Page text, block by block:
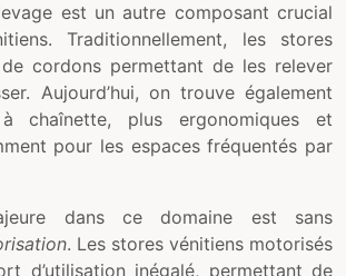
est un autre composant crucial
Traditionnellement, les stores
cordons permettant de les relever
Aujourd’hui, on trouve également
chaînette, plus ergonomiques et
pour les espaces fréquentés par
dans ce domaine est sans
. Les stores vénitiens motorisés
d’utilisation inégalé, permettant de